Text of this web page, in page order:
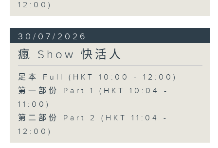
12:00)
30/07/2026
瘋 Show 快活人
足本 Full (HKT 10:00 - 12:00)
第一部份 Part 1 (HKT 10:04 -
11:00)
第二部份 Part 2 (HKT 11:04 -
12:00)